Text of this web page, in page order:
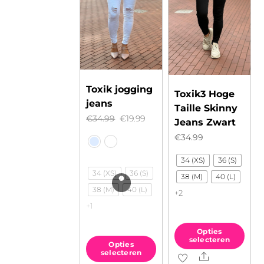
Toxik jogging
jeans
€34.99 Oorspronkelijke
€34.99.
€19.99Huidige
€19.99.
34 (XS)
36 (S)
38 (M)
40 (L)
+1
Opties
selecteren
Toxik3 Hoge
Taille Skinny
Jeans Zwart
€34.99
34 (XS)
36 (S)
38 (M)
40 (L)
+2
Opties
selecteren
Dit
Share